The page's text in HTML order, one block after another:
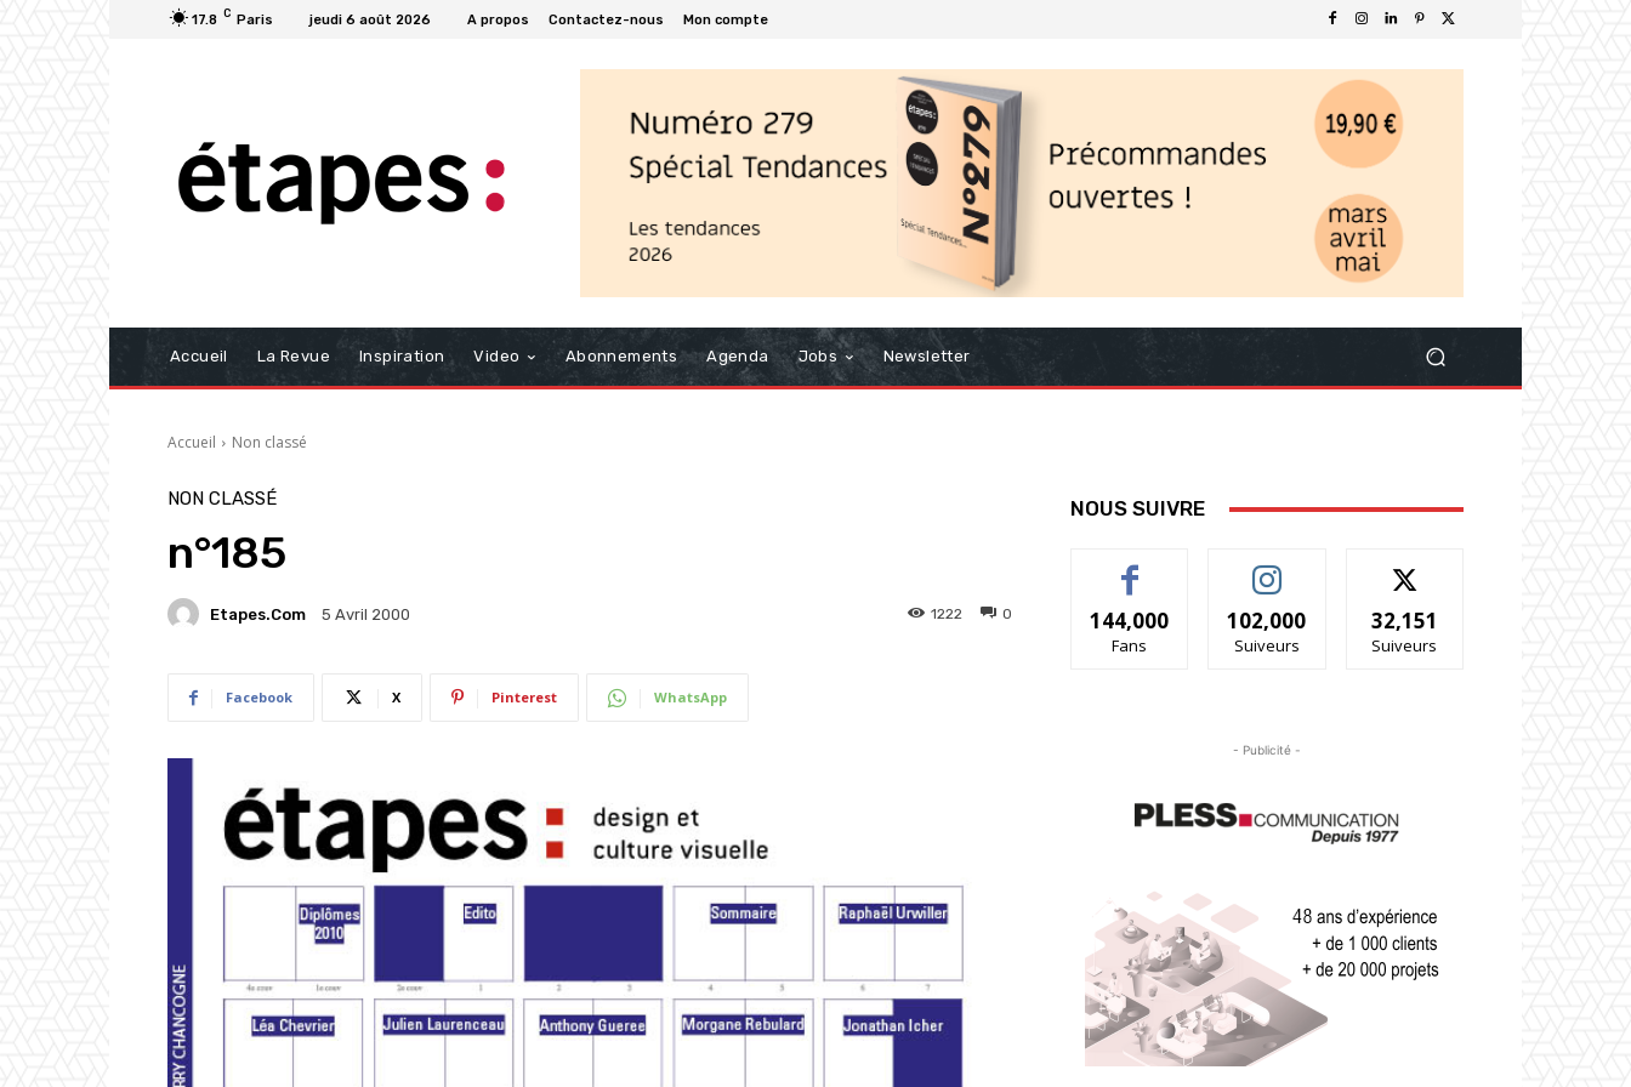
17.8 C Paris jeudi 6 août 2026 A propos Contactez-nous Mon compte
Accueil La Revue Inspiration Video Abonnements Agenda Jobs Newsletter
Accueil Non classé
NON CLASSÉ
n°185
Etapes.com 5 Avril 2000 0
1222
Facebook X Pinterest WhatsApp
NOUS SUIVRE
144,000
Fans
102,000
Suiveurs
32,151
Suiveurs
- Publicité -